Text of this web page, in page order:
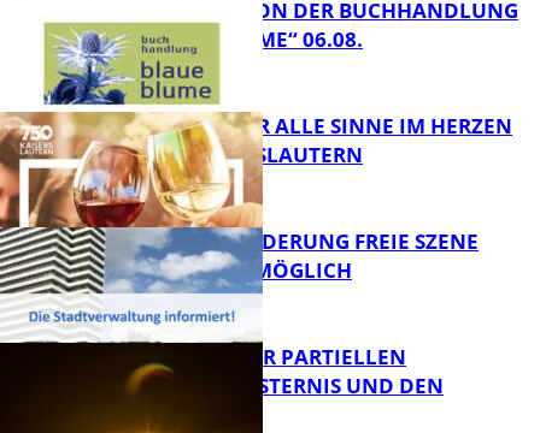
FB Kultur
LESETIPPS VON DER BUCHHANDLUNG
„BLAUE BLUME“ 06.08.
FB Kultur
GENÜSSE FÜR ALLE SINNE IM HERZEN
VON KAISERSLAUTERN
PROJEKTFÖRDERUNG FREIE SZENE
WEITERHIN MÖGLICH
VORTRAG ZUR PARTIELLEN
SONNENFINSTERNIS UND DEN
PERSEIDEN